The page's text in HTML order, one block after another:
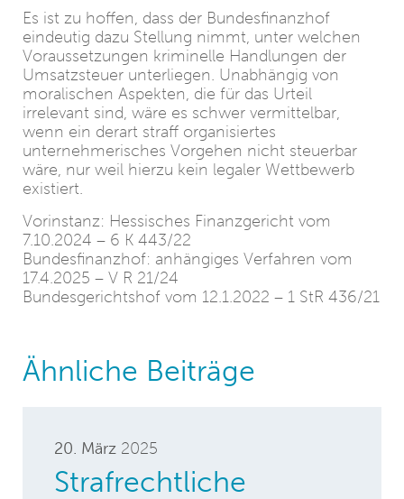
Es ist zu hoffen, dass der Bundesfinanzhof
eindeutig dazu Stellung nimmt, unter welchen
Voraussetzungen kriminelle Handlungen der
Umsatzsteuer unterliegen. Unabhängig von
moralischen Aspekten, die für das Urteil
irrelevant sind, wäre es schwer vermittelbar,
wenn ein derart straff organisiertes
unternehmerisches Vorgehen nicht steuerbar
wäre, nur weil hierzu kein legaler Wettbewerb
existiert.
Vorinstanz: Hessisches Finanzgericht vom
7.10.2024 – 6 K 443/22
Bundesfinanzhof: anhängiges Verfahren vom
17.4.2025 – V R 21/24
Bundesgerichtshof vom 12.1.2022 – 1 StR 436/21
Ähnliche Beiträge
20. März 2025
Strafrechtliche